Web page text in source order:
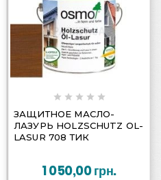
  
    
ЗАЩИТНОЕ МАСЛО-
ЛАЗУРЬ HOLZSCHUTZ OL-
LASUR 708 ТИК
1 050,00 грн.